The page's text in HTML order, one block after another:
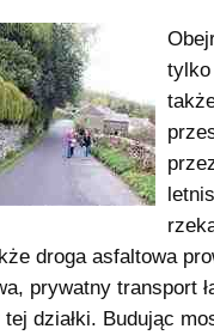
tylko
droga asfaltowa
prywatny transport
tej działki. Budując